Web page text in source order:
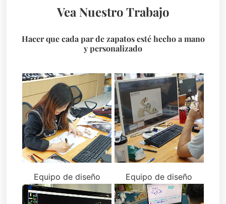
Vea Nuestro Trabajo
Hacer que cada par de zapatos esté hecho a mano
y personalizado
Equipo de diseño Equipo de diseño